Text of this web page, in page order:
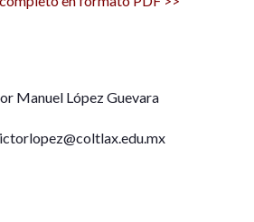
Manuel López Guevara